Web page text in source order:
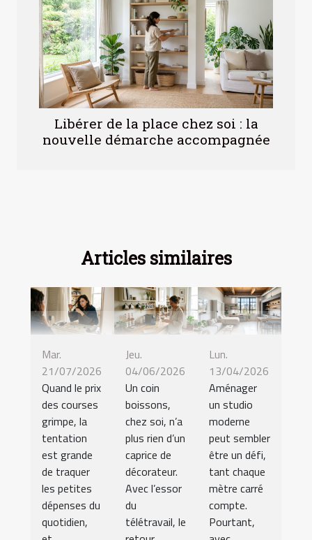
Libérer de la place chez soi : la
nouvelle démarche accompagnée
Articles similaires
Mar.
21/07/2026
Quand le prix
des courses
grimpe, la
tentation
est grande
de traquer
les petites
dépenses du
quotidien,
Jeu.
04/06/2026
Un coin
boissons,
chez soi, n’a
plus rien d’un
caprice de
décorateur.
Avec l’essor
du
télétravail, le
Lun.
13/04/2026
Aménager
un studio
moderne
peut sembler
être un défi,
tant chaque
mètre carré
compte.
Pourtant,